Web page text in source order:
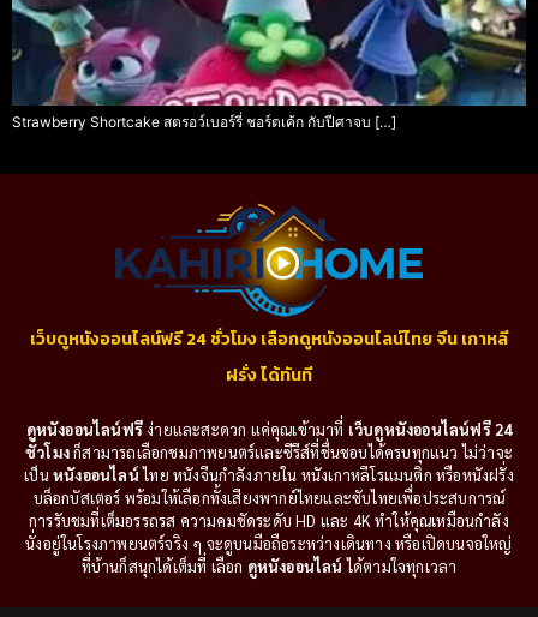
Strawberry Shortcake สตรอว์เบอร์รี่ ชอร์ตเค้ก กับปีศาจบ […]
เว็บดูหนังออนไลน์ฟรี 24 ชั่วโมง เลือกดูหนังออนไลน์ไทย จีน เกาหลี
ฝรั่ง ได้ทันที
ดูหนังออนไลน์ฟรีง่ายและสะดวก แค่คุณเข้ามาที่ เว็บดูหนังออนไลน์ฟรี 24
ชั่วโมงก็สามารถเลือกชมภาพยนตร์และซีรีส์ที่ชื่นชอบได้ครบทุกแนว ไม่ว่าจะ
เป็นหนังออนไลน์ไทย หนังจีนกำลังภายใน หนังเกาหลีโรแมนติก หรือหนังฝรั่ง
บล็อกบัสเตอร์ พร้อมให้เลือกทั้งเสียงพากย์ไทยและซับไทยเพื่อประสบการณ์
การรับชมที่เต็มอรรถรส ความคมชัดระดับ HD และ 4K ทำให้คุณเหมือนกำลัง
นั่งอยู่ในโรงภาพยนตร์จริง ๆ จะดูบนมือถือระหว่างเดินทาง หรือเปิดบนจอใหญ่
ที่บ้านก็สนุกได้เต็มที่ เลือก ดูหนังออนไลน์ ได้ตามใจทุกเวลา